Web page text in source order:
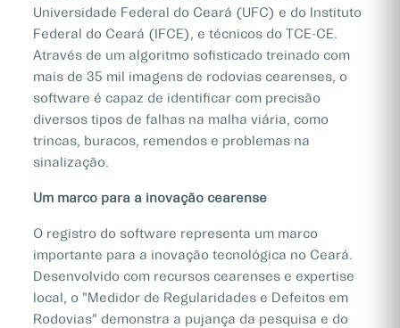
Universidade Federal do Ceará (UFC) e do Instituto
Federal do Ceará (IFCE), e técnicos do TCE-CE.
Através de um algoritmo sofisticado treinado com
mais de 35 mil imagens de rodovias cearenses, o
software é capaz de identificar com precisão
diversos tipos de falhas na malha viária, como
trincas, buracos, remendos e problemas na
sinalização.
Um marco para a inovação cearense
O registro do software representa um marco
importante para a inovação tecnológica no Ceará.
Desenvolvido com recursos cearenses e expertise
local, o "Medidor de Regularidades e Defeitos em
Rodovias" demonstra a pujança da pesquisa e do